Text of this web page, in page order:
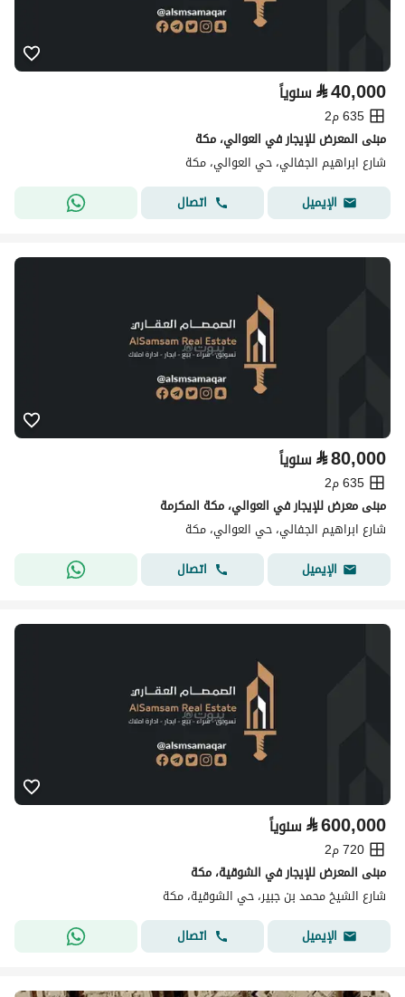
⃁40,000 سنوياً
635 م2
مبنى المعرض للإيجار في العوالي، مكة
شارع ابراهيم الجفالي، حي العوالي، مكة
الإيميل
اتصال
⃁80,000 سنوياً
635 م2
مبنى معرض للإيجار في العوالي، مكة المكرمة
شارع ابراهيم الجفالي، حي العوالي، مكة
الإيميل
اتصال
⃁600,000 سنوياً
720 م2
مبنى المعرض للإيجار في الشوقية، مكة
شارع الشيخ محمد بن جبير، حي الشوقية، مكة
الإيميل
اتصال